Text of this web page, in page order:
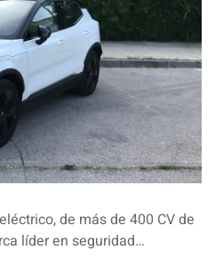
de más de 400 CV de
líder en seguridad…